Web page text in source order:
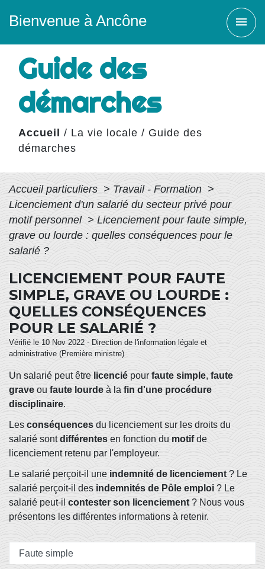
Bienvenue à Ancône menu
Guide des
démarches
Accueil / La vie locale / Guide des
démarches
Accueil particuliers > Travail - Formation >
Licenciement d'un salarié du secteur privé pour
motif personnel > Licenciement pour faute simple,
grave ou lourde : quelles conséquences pour le
salarié ?
LICENCIEMENT POUR FAUTE
SIMPLE, GRAVE OU LOURDE :
QUELLES CONSÉQUENCES
POUR LE SALARIÉ ?
Vérifié le 10 Nov 2022 - Direction de l'information légale et
administrative (Première ministre)
Un salarié peut être licencié pourfaute simple, faute
grave ou faute lourde à la fin d'une procédure
disciplinaire.
Les conséquences du licenciement sur les droits du
salarié sontdifférentes en fonction du motifde
licenciement retenu par l'employeur.
Le salarié perçoit-il une indemnité de licenciement ? Le
salarié perçoit-il des indemnités de Pôle emploi ? Le
salarié peut-il contester son licenciement ? Nous vous
présentons les différentes informations à retenir.
Faute simple